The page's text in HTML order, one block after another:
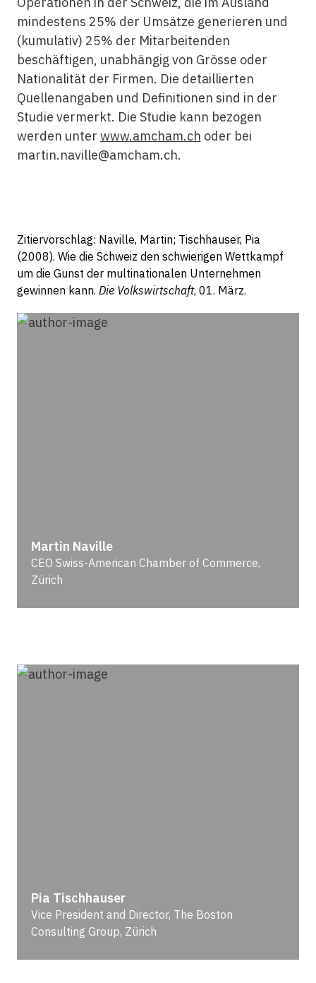
mindestens 25% der Umsätze generieren und
(kumulativ) 25% der Mitarbeitenden
beschäftigen, unabhängig von Grösse oder
Nationalität der Firmen. Die detaillierten
Quellenangaben und Definitionen sind in der
Studie vermerkt. Die Studie kann bezogen
werden unter www.amcham.ch oder bei
martin.naville@amcham.ch.
Zitiervorschlag: Naville, Martin; Tischhauser, Pia
(2008). Wie die Schweiz den schwierigen Wettkampf
um die Gunst der multinationalen Unternehmen
gewinnen kann. Die Volkswirtschaft, 01. März.
Martin Naville
CEO Swiss-American Chamber of Commerce,
Zürich
Pia Tischhauser
Vice President and Director, The Boston
Consulting Group, Zürich